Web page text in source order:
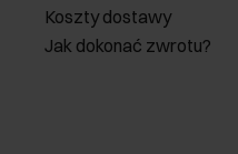
Koszty dostawy
Jak dokonać zwrotu?